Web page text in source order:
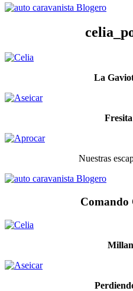
La
Nuestras
Comando